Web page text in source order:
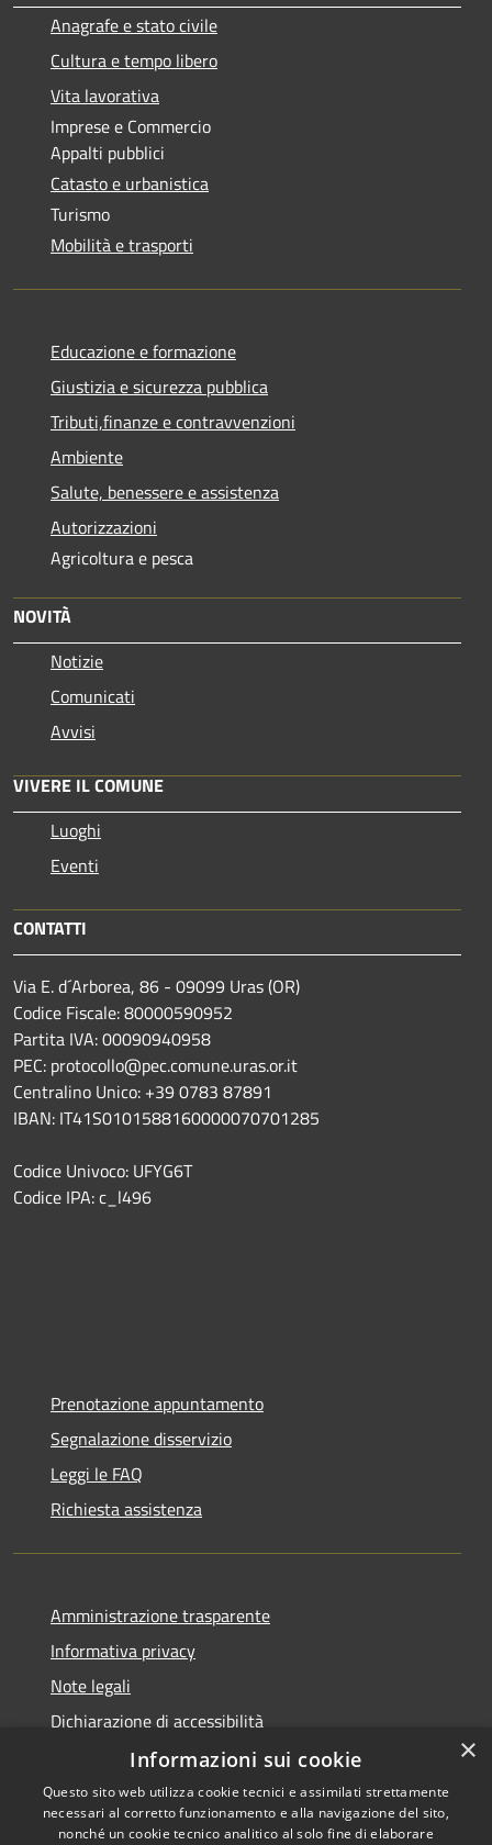
Anagrafe e stato civile
Cultura e tempo libero
Vita lavorativa
Imprese e Commercio
Appalti pubblici
Catasto e urbanistica
Turismo
Mobilità e trasporti
Educazione e formazione
Giustizia e sicurezza pubblica
Tributi,finanze e contravvenzioni
Ambiente
Salute, benessere e assistenza
Autorizzazioni
Agricoltura e pesca
NOVITÀ
Notizie
Comunicati
Avvisi
VIVERE IL COMUNE
Luoghi
Eventi
CONTATTI
Via E. d´Arborea, 86 - 09099 Uras (OR)
Codice Fiscale: 80000590952
Partita IVA: 00090940958
PEC: protocollo@pec.comune.uras.or.it
Centralino Unico: +39 0783 87891
IBAN: IT41S0101588160000070701285
Codice Univoco: UFYG6T
Codice IPA: c_l496
Prenotazione appuntamento
Segnalazione disservizio
Leggi le FAQ
Richiesta assistenza
Amministrazione trasparente
Informativa privacy
Note legali
Dichiarazione di accessibilità
Copyright © 2026 • Comune di
×
Informazioni sui cookie
Questo sito web utilizza cookie tecnici e assimilati strettamente
necessari al corretto funzionamento e alla navigazione del sito,
nonché un cookie tecnico analitico al solo fine di elaborare